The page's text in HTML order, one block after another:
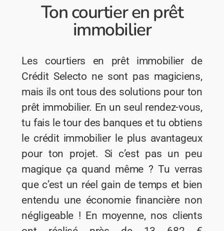
Ton courtier en prêt
immobilier
Les courtiers en prêt immobilier de
Crédit Selecto ne sont pas magiciens,
mais ils ont tous des solutions pour ton
prêt immobilier. En un seul rendez-vous,
tu fais le tour des banques et tu obtiens
le crédit immobilier le plus avantageux
pour ton projet. Si c’est pas un peu
magique ça quand même ? Tu verras
que c’est un réel gain de temps et bien
entendu une économie financière non
négligeable ! En moyenne, nos clients